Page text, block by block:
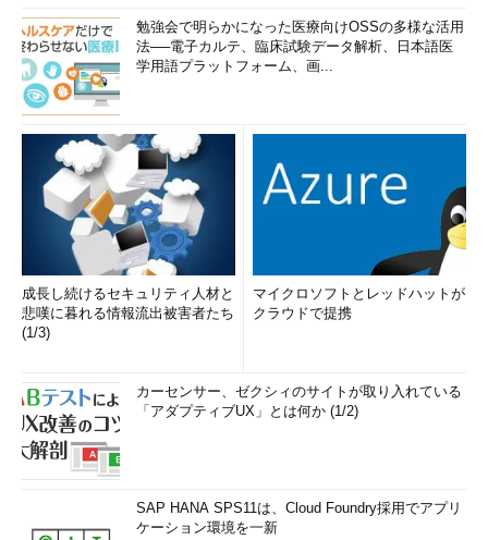
勉強会で明らかになった医療向けOSSの多様な活用
法──電子カルテ、臨床試験データ解析、日本語医
学用語プラットフォーム、画...
成長し続けるセキュリティ人材と
悲嘆に暮れる情報流出被害者たち
(1/3)
マイクロソフトとレッドハットが
クラウドで提携
カーセンサー、ゼクシィのサイトが取り入れている
「アダプティブUX」とは何か (1/2)
SAP HANA SPS11は、Cloud Foundry採用でアプリ
ケーション環境を一新